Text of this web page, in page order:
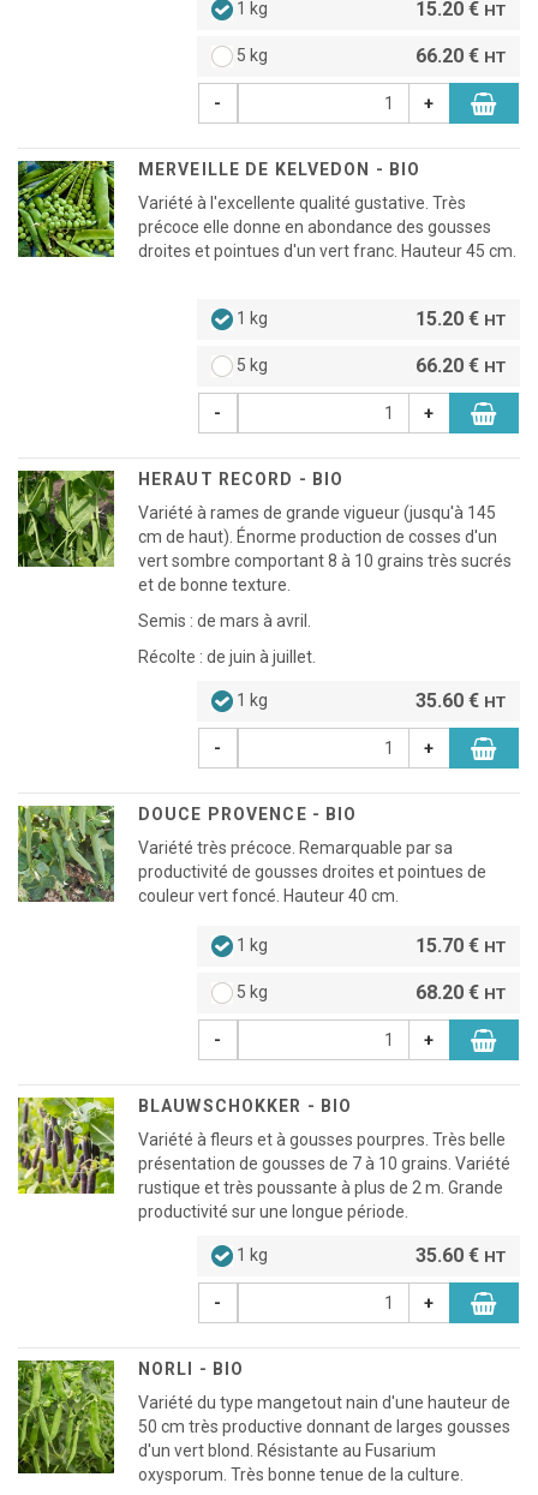
1 kg 15.20 € HT
5 kg 66.20 € HT
- +
MERVEILLE DE KELVEDON - BIO
Variété à l'excellente qualité gustative. Très
précoce elle donne en abondance des gousses
droites et pointues d'un vert franc. Hauteur 45 cm.
1 kg 15.20 € HT
5 kg 66.20 € HT
- +
HERAUT RECORD - BIO
Variété à rames de grande vigueur (jusqu'à 145
cm de haut). Énorme production de cosses d'un
vert sombre comportant 8 à 10 grains très sucrés
et de bonne texture.
Semis : de mars à avril.
Récolte : de juin à juillet.
1 kg 35.60 € HT
- +
DOUCE PROVENCE - BIO
Variété très précoce. Remarquable par sa
productivité de gousses droites et pointues de
couleur vert foncé. Hauteur 40 cm.
1 kg 15.70 € HT
5 kg 68.20 € HT
- +
BLAUWSCHOKKER - BIO
Variété à fleurs et à gousses pourpres. Très belle
présentation de gousses de 7 à 10 grains. Variété
rustique et très poussante à plus de 2 m. Grande
productivité sur une longue période.
1 kg 35.60 € HT
- +
NORLI - BIO
Variété du type mangetout nain d'une hauteur de
50 cm très productive donnant de larges gousses
d'un vert blond. Résistante au Fusarium
oxysporum. Très bonne tenue de la culture.